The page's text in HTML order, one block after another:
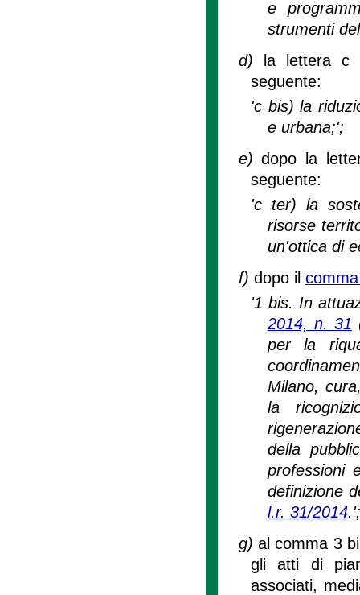
e
strumenti
d)
la lettera c
seguente:
'c bis) la
e urbana;';
e)dopo la
seguente:
'c ter) la
risorse
un'ottica di
f) dopo il
'1 bis. In
2014, n. 31
per la
Milano,
la
della
professioni
definizione
l.r. 31/2014.';
g)al comma 3
gli atti di
associati,